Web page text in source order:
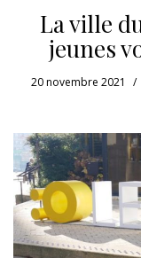
La ville
jeunes
20 novembre 2021